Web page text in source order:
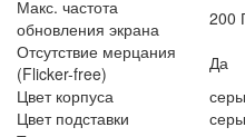
Макс. частота
обновления экрана
200
Отсутствие мерцания
(Flicker-free)
Да
Цвет корпуса
Цвет подставки